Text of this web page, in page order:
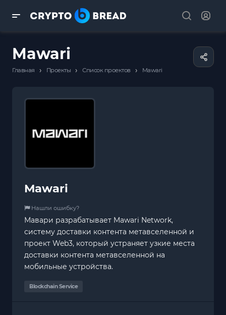
Mawari
Главная › Проекты › Список проектов › Mawari
Mawari
Нашли ошибку?
Мавари разрабатывает Mawari Network,
систему доставки контента метавселенной и
проект Web3, который устраняет узкие места
доставки контента метавселенной на
мобильные устройства.
Blockchain Service